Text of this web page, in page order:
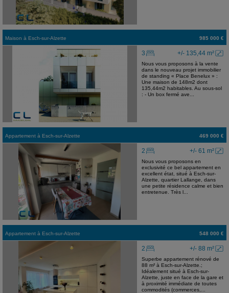
Maison à Esch-sur-Alzette 985 000 €
+/- 135,44 m²
3
Nous vous proposons à la vente
dans le nouveau projet immobilier
de standing « Place Benelux » :
Une maison de 148m2 dont
135,44m2 habitables. Au sous-sol
: - Un box fermé ave...
Appartement à Esch-sur-Alzette 469 000 €
+/- 61 m²
2
Nous vous proposons en
exclusivité ce bel appartement en
excellent état, situé à Esch-sur-
Alzette, quartier Lallange, dans
une petite résidence calme et bien
entretenue. Très l...
Appartement à Esch-sur-Alzette 548 000 €
+/- 88 m²
2
Superbe appartement rénové de
88 m² à Esch-sur-Alzette.;
Idéalement situé à Esch-sur-
Alzette, juste en face de la gare et
à proximité immédiate de toutes
commodités (commerces,...